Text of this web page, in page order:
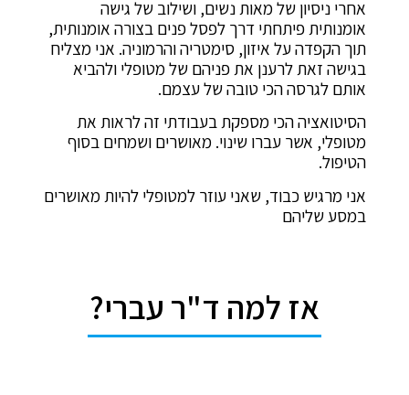
אחרי ניסיון של מאות נשים, ושילוב של גישה
אומנותית פיתחתי דרך לפסל פנים בצורה אומנותית,
תוך הקפדה על איזון, סימטריה והרמוניה. אני מצליח
בגישה זאת לרענן את פניהם של מטופלי ולהביא
אותם לגרסה הכי טובה של עצמם.
הסיטואציה הכי מספקת בעבודתי זה לראות את
מטופלי, אשר עברו שינוי. מאושרים ושמחים בסוף
הטיפול.
אני מרגיש כבוד, שאני עוזר למטופלי להיות מאושרים
במסע שליהם
אז למה ד"ר עברי?